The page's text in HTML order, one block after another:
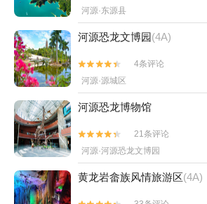
河源·东源县
河源恐龙文博园(4A)


4条评论
河源·源城区
河源恐龙博物馆


21条评论
河源·河源恐龙文博园
黄龙岩畲族风情旅游区(4A)